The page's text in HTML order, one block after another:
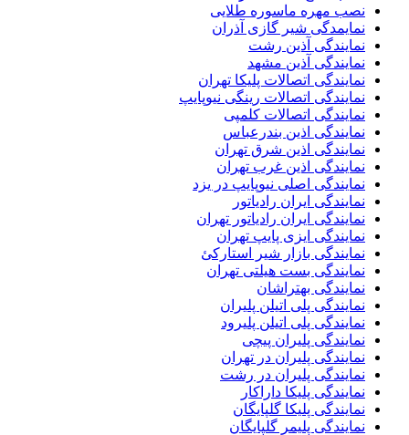
نصب مهره ماسوره طلایی
نمایمدگی شیر گازی آذران
نمایندگی آذین رشت
نمایندگی آذین مشهد
نمایندگی اتصالات پلیکا تهران
نمایندگی اتصالات رینگی نیوپایپ
نمایندگی اتصالات کلمپی
نمایندگی اذین بندرعباس
نمایندگی اذین شرق تهران
نمایندگی اذین غرب تهران
نمایندگی اصلی نیوپایپ در یزد
نمایندگی ایران رادیاتور
نمایندگی ایران رادیاتور تهران
نمایندگی ایزی پایپ تهران
نمایندگی بازار شیر استارکئ
نمایندگی بست هیلتی تهران
نمایندگی بهتراشان
نمایندگی پلی اتیلن پلیران
نمایندگی پلی اتیلن پلیرود
نمایندگی پلیران پیچی
نمایندگی پلیران در تهران
نمایندگی پلیران در رشت
نمایندگی پلیکا داراکار
نمایندگی پلیکا گلپایگان
نمایندگی پلیمر گلپایگان